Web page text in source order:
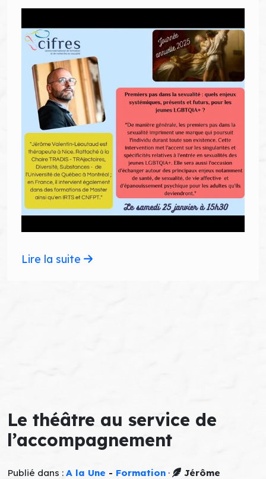
Lire la suite
Le théâtre au service de
l’accompagnement
Publié dans : A la Une - Formation ·
Jérôme